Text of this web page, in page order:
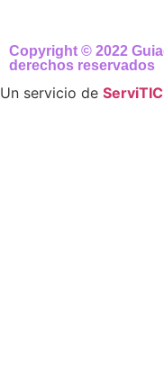
Copyright © 2022
derechos reservados
Un servicio de ServiTIC